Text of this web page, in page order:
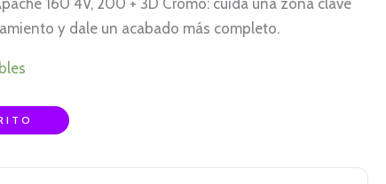
y dale un acabado más completo.